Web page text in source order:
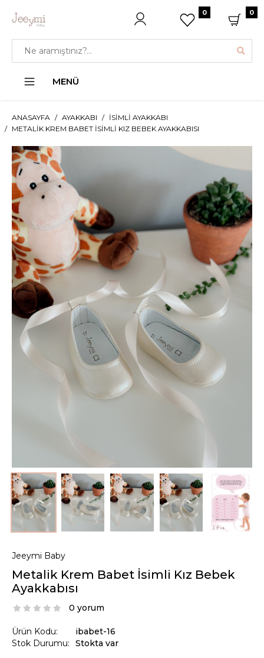
0 0
MENÜ
ANASAYFA AYAKKABI
İSIMLI AYAKKABI
METALIK KREM BABET İSIMLI KIZ BEBEK AYAKKABISI
Jeeymi Baby
Metalik Krem Babet İsimli Kız Bebek
Ayakkabısı
0 yorum
Ürün Kodu:
Stok Durumu:
ibabet-16
Stokta var